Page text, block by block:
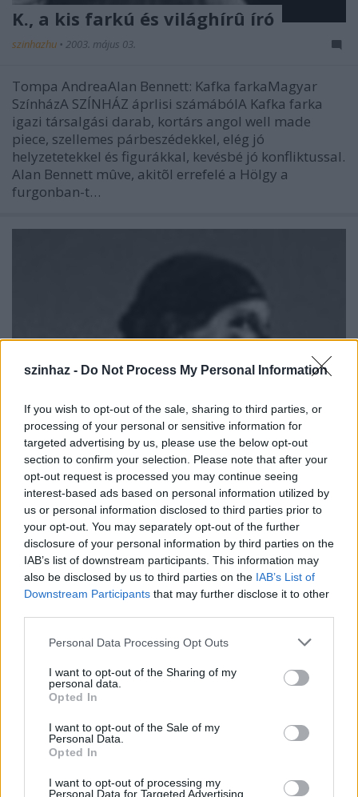
szinhaz - Do Not Process My Personal Information
If you wish to opt-out of the sale, sharing to third parties, or
processing of your personal or sensitive information for
targeted advertising by us, please use the below opt-out
section to confirm your selection. Please note that after your
opt-out request is processed you may continue seeing
interest-based ads based on personal information utilized by
us or personal information disclosed to third parties prior to
your opt-out. You may separately opt-out of the further
disclosure of your personal information by third parties on the
IAB’s list of downstream participants. This information may
also be disclosed by us to third parties on the IAB’s List of
Downstream Participants that may further disclose it to other
Please note that this website/app uses one or more Google
not limited to your visit or usage behaviour. You may click to
grant or deny consent to Google and its third-party tags to
use your data for below specified purposes in below Google
consent section.
Personal Data Processing Opt Outs
I want to opt-out of the Sharing of my
personal data.
Opted In
I want to opt-out of the Sale of my
Personal Data.
Opted In
I want to opt-out of processing my
Personal Data for Targeted Advertising.
K., a kis farkú és világhírû író
szinhazhu • 2003. május 03.
Tompa AndreaAlan Bennett: Kafka farkaMagyar
SzínházA SZÍNHÁZ áprlisi számábólA Kafka farka
igazi társalgási darab, kortárs angol well made
piece, szellemes párbeszédekkel, elég jó
helyzetetekkel és figurákkal, kevésbé jó konfliktussal.
Alan Bennett mûve, akitõl errefelé a Hölgy a
furgonban-t…
Kezdetek és végek
szinhazhu• 2003. május 03.
Urbán BalázsGarcía Marquez-Schwajda: Száz év
magányGárdonyi Géza Színház, EgerA SZÍNHÁZ
áprlisi számából Ha versenyt rendeznének a
világirodalom legkevésbé színpadra adaptálható
regénye címért, García Marquez remeke minden
átívelõ,…